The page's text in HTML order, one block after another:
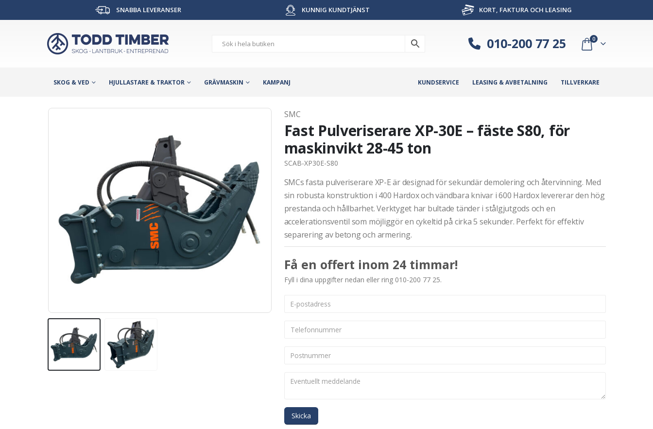
SNABBA LEVERANSER KUNNIG KUNDTJÄNST KORT, FAKTURA OCH LEASING
010-200 77 25 0
SKOG & VED HJULLASTARE & TRAKTOR GRÄVMASKIN KAMPANJ KUNDSERVICE LEASING & AVBETALNING TILLVERKARE
SMC
Fast Pulveriserare XP-30E – fäste S80, för
maskinvikt 28-45 ton
SCAB-XP30E-S80
SMCs fasta pulveriserare XP-E är designad för sekundär demolering och återvinning. Med
sin robusta konstruktion i 400 Hardox och vändbara knivar i 600 Hardox levererar den hög
prestanda och hållbarhet. Verktyget har bultade tänder i stålgjutgods och en
accelerationsventil som möjliggör en cykeltid på cirka 5 sekunder. Perfekt för effektiv
separering av betong och armering.
Få en offert inom 24 timmar!
Fyll i dina uppgifter nedan eller ring 010-200 77 25.
Skicka